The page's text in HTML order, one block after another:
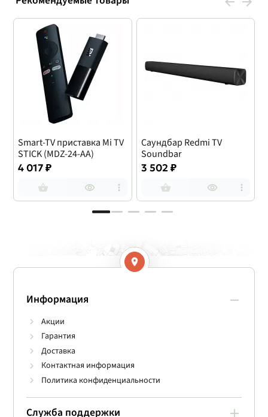
Smart-TV приставка Mi TV
STICK (MDZ-24-AA)
4 017 ₽
Саундбар Redmi TV
Soundbar
3 502 ₽
Информация
Акции
Гарантия
Доставка
Контактная информация
Политика конфиденциальности
Служба поддержки